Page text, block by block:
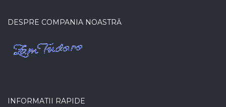
DESPRE COMPANIA NOASTRĂ
INFORMATII RAPIDE